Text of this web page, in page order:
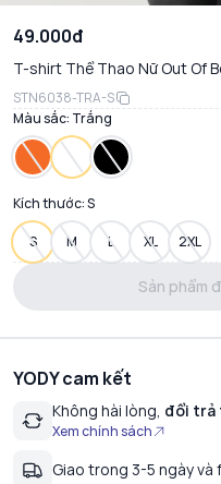
49.000đ
T-shirt Thể Thao Nữ Out Of
STN6038-TRA-S
Màu sắc: Trắng
Kích thước:S
S M L XL 2XL
Sản phẩm
YODY cam kết
Không hài lòng, đổi trả
Xem chính sách
Giao trong 3-5 ngày